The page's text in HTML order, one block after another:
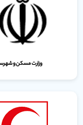
وزارت مسکن و